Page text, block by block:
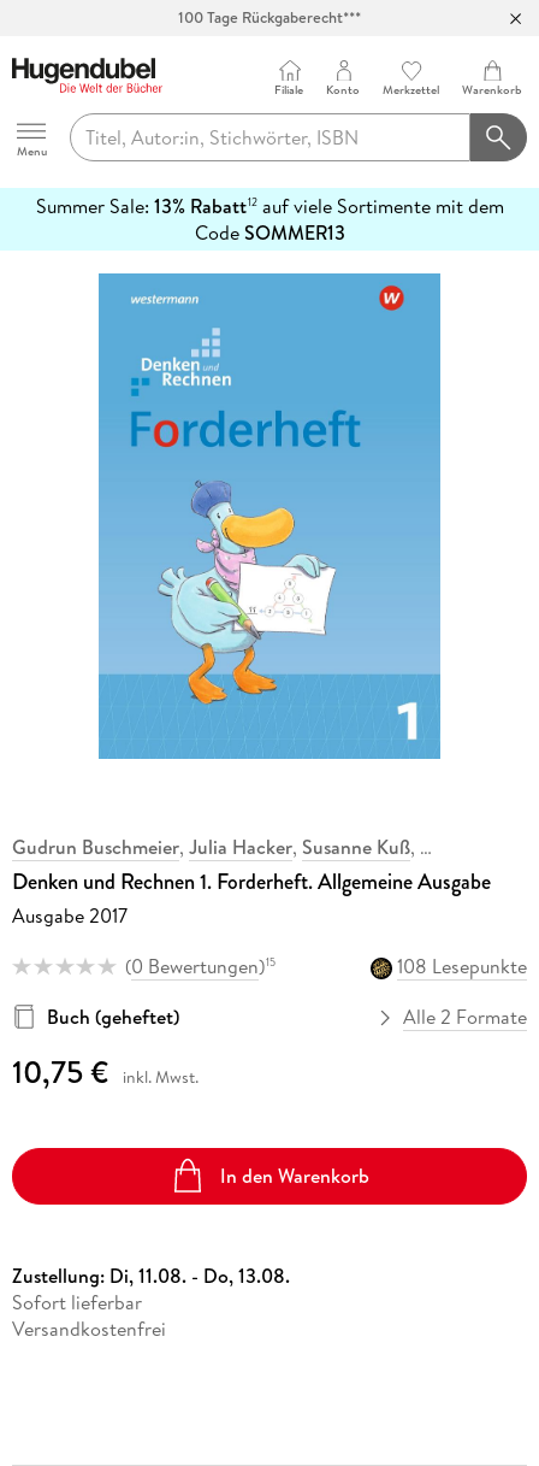
100 Tage Rückgaberecht***
Hugendubel
Menu
Filiale Konto Merkzettel Warenkorb
Summer Sale: 13% Rabatt12auf viele Sortimente mit dem
CodeSOMMER13
erfahren
Gudrun Buschmeier, Julia Hacker, Susanne Kuß,
Denken und Rechnen 1. Forderheft. Allgemeine Ausgabe
Ausgabe 2017
(0 Bewertungen)15
108 Lesepunkte
Buch (geheftet)
Alle 2 Formate
10,75 € inkl. Mwst.
In den Warenkorb
Zustellung: Di, 11.08. - Do, 13.08.
Sofort lieferbar
Versandkostenfrei